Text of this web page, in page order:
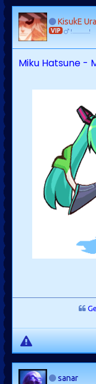
KisukE
VIP !..............!
Miku Hatsune -
sanar